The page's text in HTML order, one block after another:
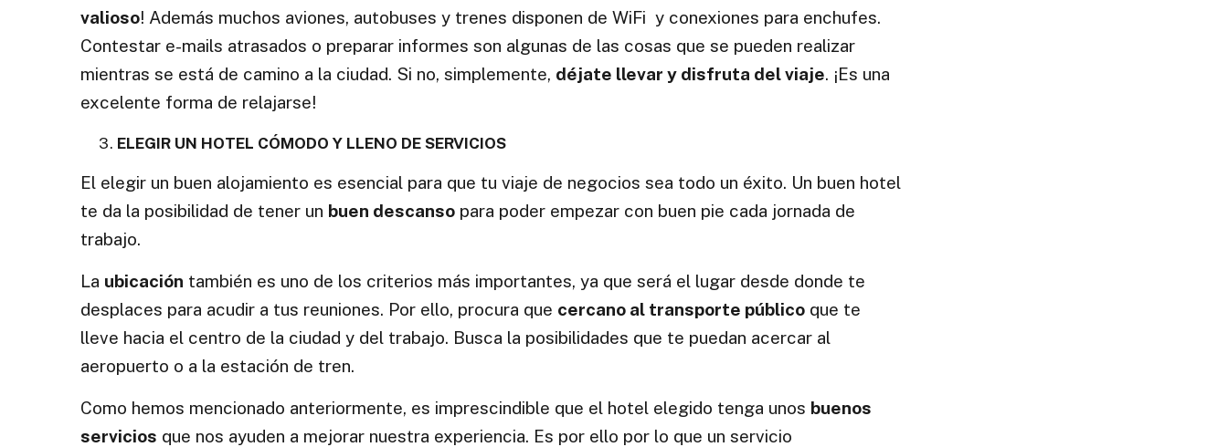
valioso! Además muchos aviones, autobuses y trenes disponen de WiFi y conexiones para enchufes.
Contestar e-mails atrasados o preparar informes son algunas de las cosas que se pueden realizar
mientras se está de camino a la ciudad. Si no, simplemente, déjate llevar y disfruta del viaje. ¡Es una
excelente forma de relajarse!
ELEGIR UN HOTEL CÓMODO Y LLENO DE SERVICIOS
El elegir un buen alojamiento es esencial para que tu viaje de negocios sea todo un éxito. Un buen hotel
te da la posibilidad de tener un buen descanso para poder empezar con buen pie cada jornada de
trabajo.
La ubicación también es uno de los criterios más importantes, ya que será el lugar desde donde te
desplaces para acudir a tus reuniones. Por ello, procura que cercano al transporte público que te
lleve hacia el centro de la ciudad y del trabajo. Busca la posibilidades que te puedan acercar al
aeropuerto o a la estación de tren.
Como hemos mencionado anteriormente, es imprescindible que el hotel elegido tenga unos buenos
servicios que nos ayuden a mejorar nuestra experiencia. Es por ello por lo que un servicio